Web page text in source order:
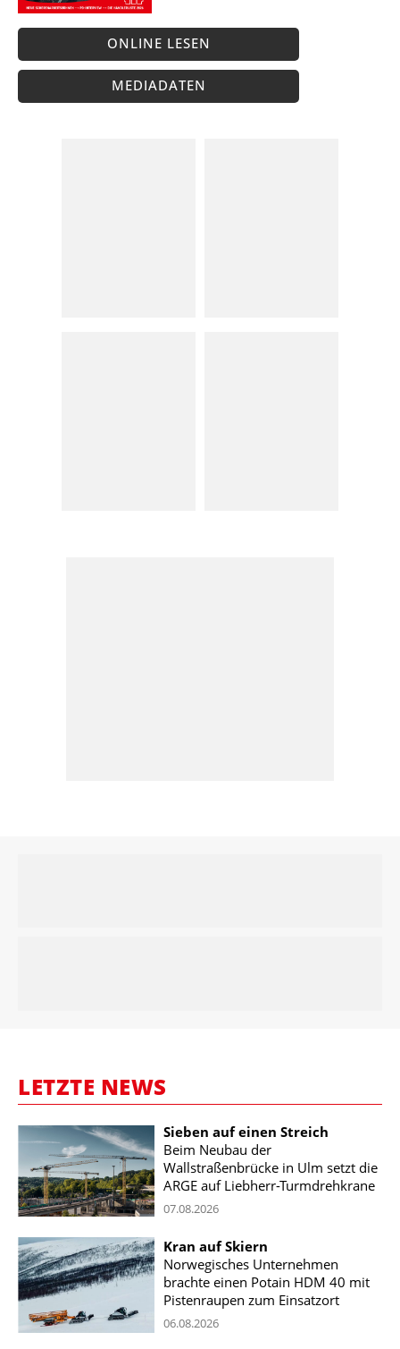
ONLINE LESEN
MEDIADATEN
LETZTE NEWS
Sieben auf einen Streich
Beim Neubau der
Wallstraßenbrücke in Ulm setzt die
ARGE auf Liebherr-Turmdrehkrane
07.08.2026
Kran auf Skiern
Norwegisches Unternehmen
brachte einen Potain HDM 40 mit
Pistenraupen zum Einsatzort
06.08.2026